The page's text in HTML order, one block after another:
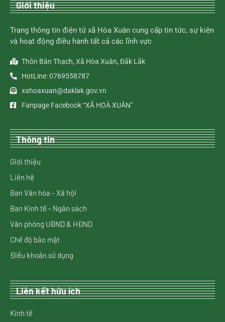
Giới thiệu
Trang thông tin điện tử xã Hòa Xuân cung cấp tin tức, sự kiện
và hoạt động điều hành tất cả các lĩnh vực
Thôn Bàn Thạch, Xã Hòa Xuân, Đắk Lắk
HotLine: 0769558787
xahoaxuan@daklak.gov.vn
Fanpage Facebook “XÃ HOÀ XUÂN”
Thông tin
Giới thiệu
Liên hệ
Ban Văn hóa - Xã hội
Ban Kinh tế - Ngân sách
Văn phòng UBND & HĐND
Chế độ bảo mật
Điều khoản sử dụng
Liên kết hữu ích
Kinh tế